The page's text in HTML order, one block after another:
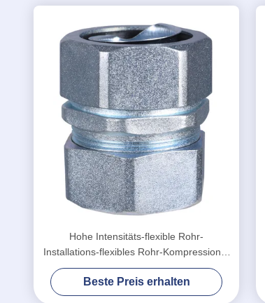
Hohe Intensitäts-flexible Rohr-
Installations-flexibles Rohr-Kompressions-
Verbindungsstück
Beste Preis erhalten